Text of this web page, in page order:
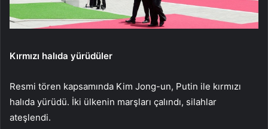
Kırmızı halıda yürüdüler
Resmi tören kapsamında Kim Jong-un, Putin ile kırmızı
halıda yürüdü. İki ülkenin marşları çalındı, silahlar
ateşlendi.